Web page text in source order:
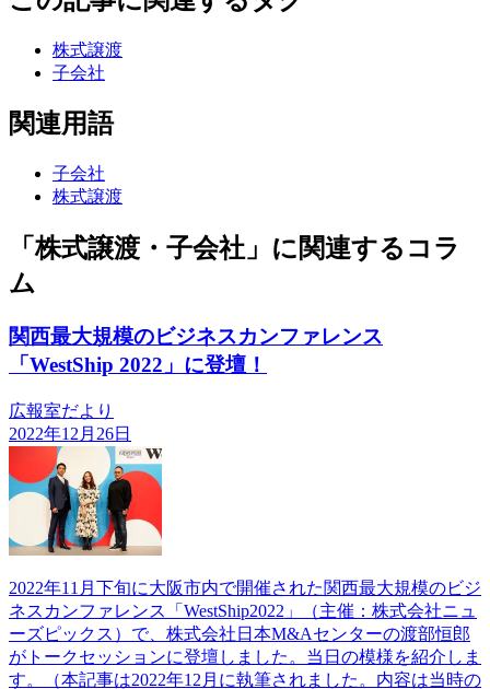
株式譲渡
子会社
関連用語
子会社
株式譲渡
「株式譲渡・子会社」に関連するコラ
ム
関西最大規模のビジネスカンファレンス
「WestShip 2022」に登壇！
広報室だより
2022年12月26日
2022年11月下旬に大阪市内で開催された関西最大規模のビジ
ネスカンファレンス「WestShip2022」（主催：株式会社ニュ
ーズピックス）で、株式会社日本M&Aセンターの渡部恒郎
がトークセッションに登壇しました。当日の模様を紹介しま
す。（本記事は2022年12月に執筆されました。内容は当時の